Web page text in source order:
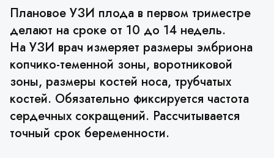
капельницы
Плановое УЗИ плода в первом триместре
делают на сроке от 10 до 14 недель.
На УЗИ врач измеряет размеры эмбриона
копчико-теменной зоны, воротниковой
зоны, размеры костей носа, трубчатых
костей. Обязательно фиксируется частота
сердечных сокращений. Рассчитывается
точный срок беременности.